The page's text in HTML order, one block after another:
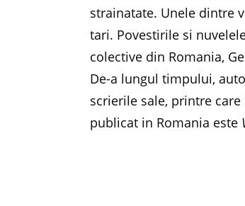
strainatate. Unele dintre
tari. Povestirile si
colective din Romania,
De-a lungul timpului,
scrierile sale, printre care
publicat in Romania este